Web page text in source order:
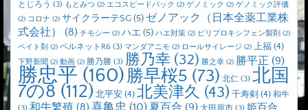
とじろう (3) もとみつ (2) エコスピードパック (2) ゲノミック (2) ゲノミック評価
(2) コロナ (2) サイクラーテSG(5) ゼノアック（日本全薬工業株
式会社）
(8) チモシー (2) ハエ (5) ハエ対策 (2) ピリプロキシフェン製剤 (2)
ベイト剤 (2) ペルネットR6 (3) マンダアニモ (2) ロールサイレージ (2) 上福 (4)
下野新聞 (2) 動画 (2) 勝乃勝 (3) 勝乃幸 (32) 勝之幸 (2) 勝平正 (9)
勝忠平 (160)勝早桜5 (73) 北仁 (3) 北国
7の8 (112) 北平安 (4) 北美津久 (43) 千寿剣 (4) 和牛
(3) 和牛繁殖 (8) 喜亀忠 (10) 夏百合 (9) 大田原市 (3) 姫百合